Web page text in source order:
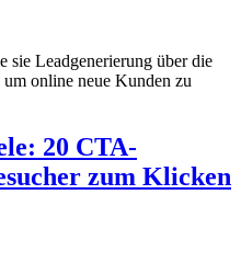
sie Leadgenerierung über die
online neue Kunden zu
20 CTA-
zum Klicken